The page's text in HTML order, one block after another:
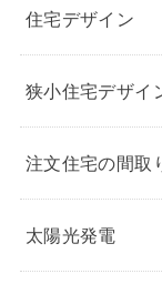
住宅デザイン
狭小住宅デザイ
注文住宅の間取
太陽光発電